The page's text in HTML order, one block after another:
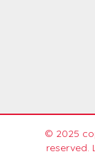
© 2025
reserved.